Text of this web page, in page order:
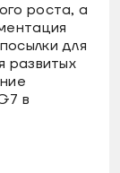
роста, а
для
развитых
в